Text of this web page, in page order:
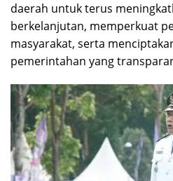
daerah untuk terus
berkelanjutan, memperkuat
masyarakat, serta
pemerintahan yang